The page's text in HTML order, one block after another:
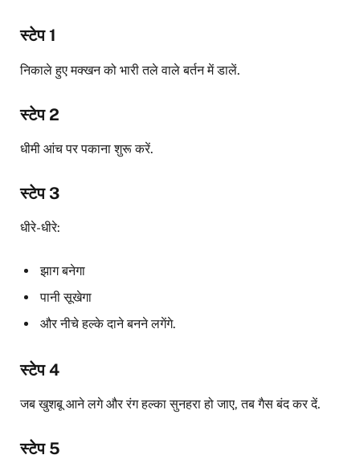
स्टेप 1
निकाले हुए मक्खन को भारी तले वाले बर्तन में डालें.
स्टेप 2
धीमी आंच पर पकाना शुरू करें.
स्टेप 3
धीरे-धीरे:
झाग बनेगा
पानी सूखेगा
और नीचे हल्के दाने बनने लगेंगे.
स्टेप 4
जब खुशबू आने लगे और रंग हल्का सुनहरा हो जाए, तब गैस बंद कर दें.
स्टेप 5